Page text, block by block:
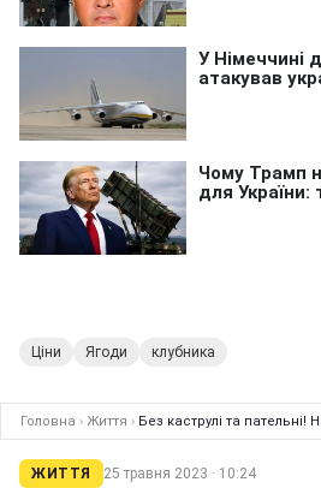
Ціни Ягоди клубника
Головна › Життя › Без каструлі та
ЖИТТЯ 25 травня 2023 · 10:24